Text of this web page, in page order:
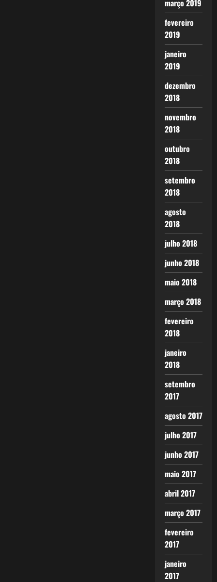
março 2019
fevereiro
2019
janeiro
2019
dezembro
2018
novembro
2018
outubro
2018
setembro
2018
agosto
2018
julho 2018
junho 2018
maio 2018
março 2018
fevereiro
2018
janeiro
2018
setembro
2017
agosto 2017
julho 2017
junho 2017
maio 2017
abril 2017
março 2017
fevereiro
2017
janeiro
2017